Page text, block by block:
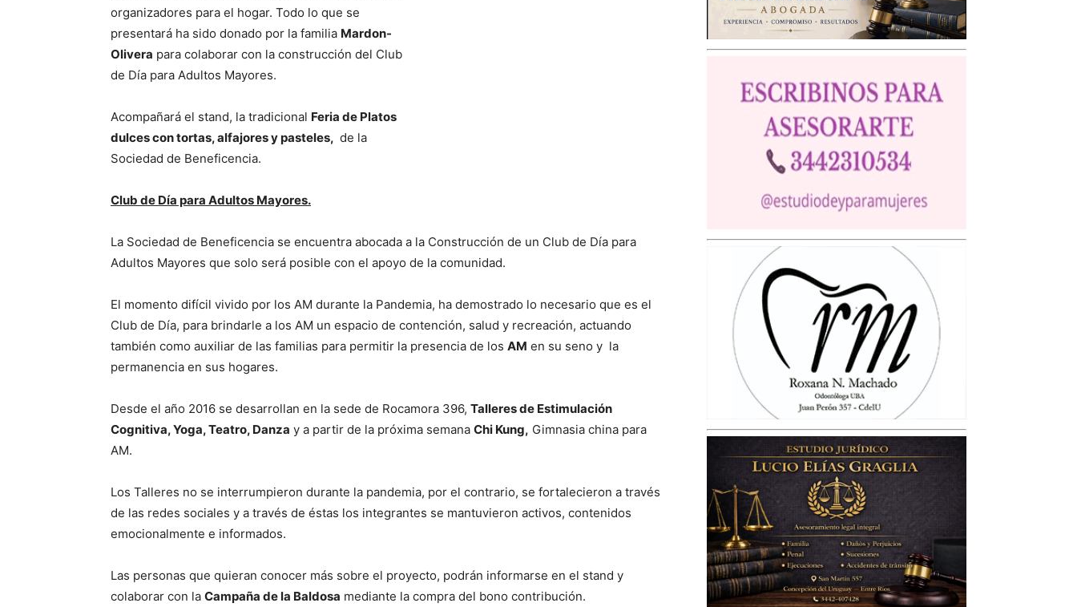
organizadores para el hogar. Todo lo que se
presentará ha sido donado por la familia Mardon-
Olivera para colaborar con la construcción del Club
de Día para Adultos Mayores.
Acompañará el stand, la tradicional Feria de Platos
dulces con tortas, alfajores y pasteles, de la
Sociedad de Beneficencia.
Club de Día para Adultos Mayores.
La Sociedad de Beneficencia se encuentra abocada a la Construcción de un Club de Día para
Adultos Mayores que solo será posible con el apoyo de la comunidad.
El momento difícil vivido por los AM durante la Pandemia, ha demostrado lo necesario que es el
Club de Día, para brindarle a los AM un espacio de contención, salud y recreación, actuando
también como auxiliar de las familias para permitir la presencia de los AM en su seno y la
permanencia en sus hogares.
Desde el año 2016 se desarrollan en la sede de Rocamora 396, Talleres de Estimulación
Cognitiva, Yoga, Teatro, Danza y a partir de la próxima semana Chi Kung, Gimnasia china para
AM.
Los Talleres no se interrumpieron durante la pandemia, por el contrario, se fortalecieron a través
de las redes sociales y a través de éstas los integrantes se mantuvieron activos, contenidos
emocionalmente e informados.
Las personas que quieran conocer más sobre el proyecto, podrán informarse en el stand y
colaborar con la Campaña de la Baldosa mediante la compra del bono contribución.